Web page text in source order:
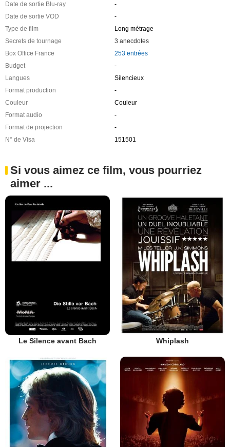
Date de sortie Blu-ray
-
Date de sortie VOD
-
Type de film
Long métrage
Secrets de tournage
3 anecdotes
Box Office France
253 entrées
Budget
-
Langues
Silencieux
Format production
-
Couleur
Couleur
Format audio
-
Format de projection
-
N° de Visa
151501
Si vous aimez ce film, vous pourriez
aimer ...
Le Silence avant Bach Whiplash